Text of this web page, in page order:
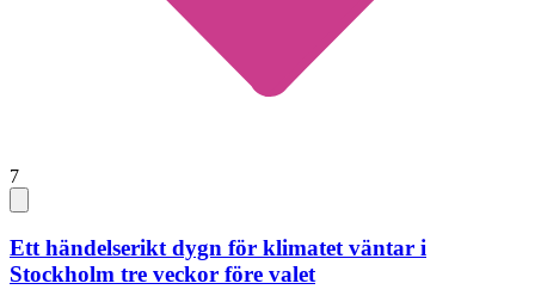
7
Ett händelserikt dygn för klimatet väntar i
Stockholm tre veckor före valet